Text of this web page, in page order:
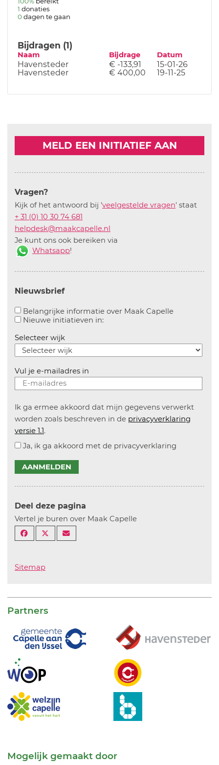
1 donaties
0 dagen te gaan
Bijdragen (1)
Naam Bijdrage Datum
Havensteder € -133,91
15-01-26
Havensteder
€ 400,00 19-11-25
MELD EEN INITIATIEF AAN
Vragen?
Kijk of het antwoord bij 'veelgestelde vragen' staat
+ 31 (0) 10 30 74 681
helpdesk@maakcapelle.nl
Je kunt ons ook bereiken via
Whatsapp!
Nieuwsbrief
Belangrijke informatie over Maak CapelleAanvinken
Nieuwe initiatieven in:Aanvinken om informatie over
Selecteer wijk
Vul je e-mailadres in
Ik ga ermee akkoord dat mijn gegevens verwerkt
worden zoals beschreven in de privacyverklaring
versie 1.1.
Ja, ik ga akkoord met de privacyverklaring
AANMELDEN
Deel deze pagina
Vertel je buren over Maak Capelle
Sitemap
Partners
Mogelijk gemaakt door